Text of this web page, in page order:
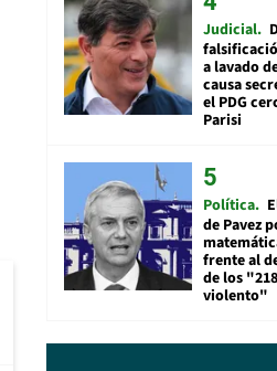
Judicial
a lavado
causa
el PDG
Parisi
Política
de Pavez
frente al
de los
violento"